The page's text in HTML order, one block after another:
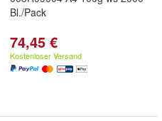
Bl./Pack
74,45 €
Kostenloser Versand